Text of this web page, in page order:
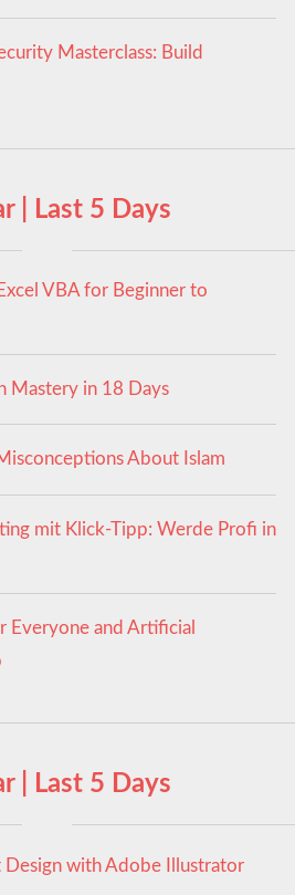
Masterclass: Build
| Last 5 Days
VBA for Beginner to
Mastery in 18 Days
About Islam
mit Klick-Tipp: Werde Profi in
Everyone and Artificial
| Last 5 Days
Design with Adobe Illustrator